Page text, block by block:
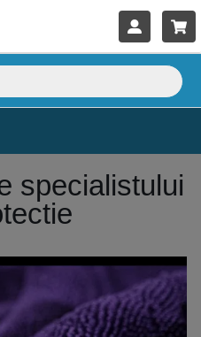
specialistului